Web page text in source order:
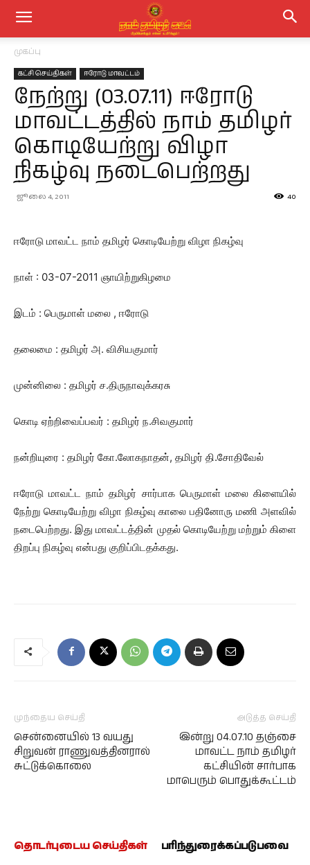
முகப்பு
கட்சி செய்திகள் ஈரோடு மாவட்டம்
நேற்று (03.07.11) ஈரோடு
மாவட்டத்தில் நாம் தமிழர்
கொடியேற்று விழா
நிகழ்வு நடைபெற்றது
ஜூலை 4, 2011 40
ஈரோடு மாவட்ட நாம் தமிழர் கொடியேற்று விழா நிகழ்வு
நாள் : 03-07-2011 ஞாயிற்றுகிழமை
இடம் : பெருமாள் மலை , ஈரோடு
தலைமை : தமிழர் அ. விசியகுமார்
முன்னிலை : தமிழர் ச.திருநாவுக்கரசு
கொடி ஏற்றிவைப்பவர் : தமிழர் ந.சிவகுமார்
நன்றியுரை : தமிழர் கோ.லோகநாதன், தமிழர் தி.சோதிவேல்
ஈரோடு மாவட்ட நாம் தமிழர் சார்பாக பெருமாள் மலை கிளையில்
நேற்று கொடியேற்று விழா நிகழ்வு காலை பதினோரு மணி அளவில்
நடைபெற்றது. இது மாவட்டத்தின் முதல் கொடியேற்று மற்றும் கிளை
திறப்பு நிகழ்வு என்பது குறிப்பிடதக்கது.
முந்தைய செய்தி
சென்னையில் 13 வயது
சிறுவன் ராணுவத்தினரால்
சுட்டுக்கொலை
அடுத்த செய்தி
இன்று 04.07.10 தஞ்சை
மாவட்ட நாம் தமிழர்
கட்சியின் சார்பாக
மாபெரும் பொதுக்கூட்டம்
தொடர்புடைய செய்திகள் பரிந்துரைக்கப்படுபவை